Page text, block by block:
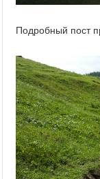
Подробный пост